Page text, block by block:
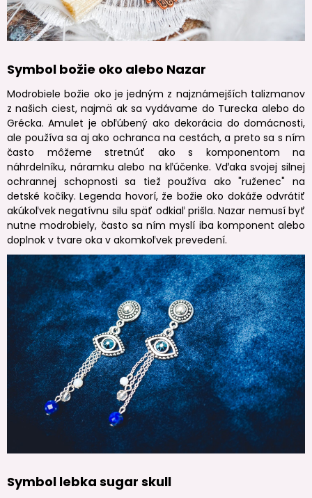
Symbol božie oko alebo Nazar
Modrobiele božie oko je jedným z najznámejších talizmanov
z našich ciest, najmä ak sa vydávame do Turecka alebo do
Grécka. Amulet je obľúbený ako dekorácia do domácnosti,
ale používa sa aj ako ochranca na cestách, a preto sa s ním
často môžeme stretnúť ako s komponentom na
náhrdelníku, náramku alebo na kľúčenke. Vďaka svojej silnej
ochrannej schopnosti sa tiež používa ako "ruženec" na
detské kočíky. Legenda hovorí, že božie oko dokáže odvrátiť
akúkoľvek negatívnu silu späť odkiaľ prišla. Nazar nemusí byť
nutne modrobiely, často sa ním myslí iba komponent alebo
doplnok v tvare oka v akomkoľvek prevedení.
Symbol lebka sugar skull